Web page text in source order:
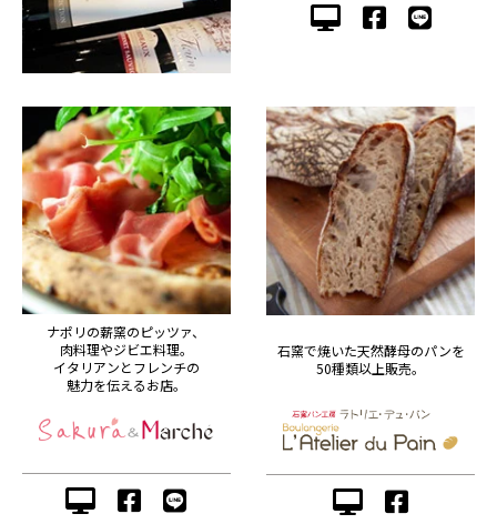
ナポリの薪窯のピッツァ、
肉料理やジビエ料理。
イタリアンとフレンチの
魅力を伝えるお店。
石窯で焼いた天然酵母のパンを
50種類以上販売。